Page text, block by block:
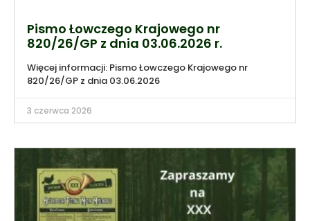
Pismo Łowczego Krajowego nr
820/26/GP z dnia 03.06.2026 r.
Więcej informacji: Pismo Łowczego Krajowego nr
820/26/GP z dnia 03.06.2026
3 czerwca 2026